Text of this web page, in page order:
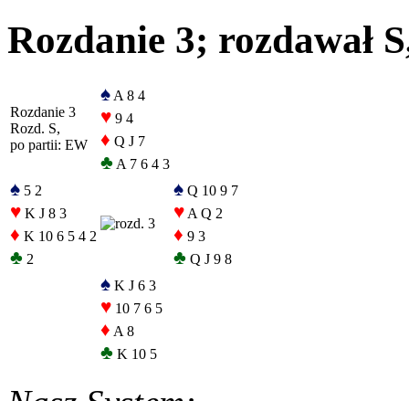
Rozdanie 3; rozdawał
Rozdanie 3
Rozd. S,
po partii: EW
♠ A 8 4
♥ 9 4
♦ Q J 7
♣ A 7 6 4 3
♠ 5 2
♥ K J 8 3
♦ K 10 6 5 4 2
♣ 2
♠ Q 10 9 7
♥ A Q 2
♦ 9 3
♣ Q J 9 8
♠ K J 6 3
♥ 10 7 6 5
♦ A 8
♣ K 10 5